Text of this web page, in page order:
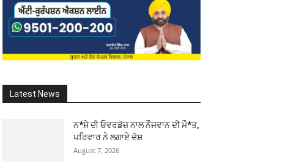
Latest News
ਨ*ਸ਼ੇ ਦੀ ਓਵਰਡੋਜ਼ ਨਾਲ ਨੌਜਵਾਨ ਦੀ ਮੌ*ਤ,
ਪਰਿਵਾਰ ਨੇ ਲਗਾਏ ਦੋਸ਼
August 7, 2026